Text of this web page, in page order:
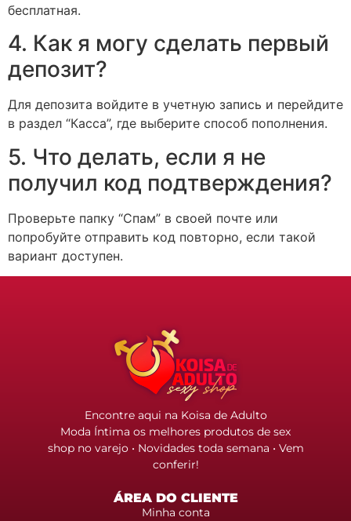
бесплатная.
4. Как я могу сделать первый
депозит?
Для депозита войдите в учетную запись и перейдите
в раздел “Касса”, где выберите способ пополнения.
5. Что делать, если я не
получил код подтверждения?
Проверьте папку “Спам” в своей почте или
попробуйте отправить код повторно, если такой
вариант доступен.
Encontre aqui na Koisa de Adulto
Moda Íntima os melhores produtos de sex
shop no varejo • Novidades toda semana • Vem
conferir!
ÁREA DO CLIENTE
Minha conta